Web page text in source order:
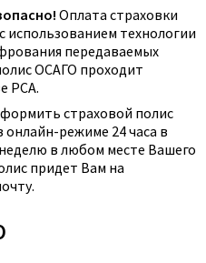
Оплата страховки
использованием технологии
передаваемых
ОСАГО проходит
РСА.
страховой полис
режиме 24 часа в
в любом месте Вашего
придет Вам на